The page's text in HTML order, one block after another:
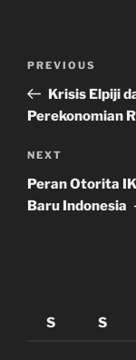
Previous
Post
PREVIOUS
Krisis Elpiji
Perekonomian
Next
Post
NEXT
Peran Otorita
Baru Indonesia
S
S